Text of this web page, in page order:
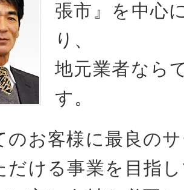
張市』を中心
り、
地元業者なら
す。
のお客様に最良の
だける事業を目指